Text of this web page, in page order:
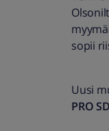
sopii
Uusi
PRO